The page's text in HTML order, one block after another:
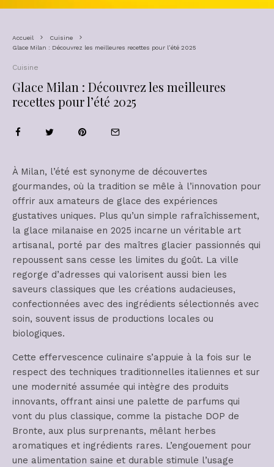
Accueil
Cuisine
Glace Milan : Découvrez les meilleures recettes pour l’été 2025
Cuisine
Glace Milan : Découvrez les meilleures
recettes pour l’été 2025
À Milan, l’été est synonyme de découvertes
gourmandes, où la tradition se mêle à l’innovation pour
offrir aux amateurs de glace des expériences
gustatives uniques. Plus qu’un simple rafraîchissement,
la glace milanaise en 2025 incarne un véritable art
artisanal, porté par des maîtres glacier passionnés qui
repoussent sans cesse les limites du goût. La ville
regorge d’adresses qui valorisent aussi bien les
saveurs classiques que les créations audacieuses,
confectionnées avec des ingrédients sélectionnés avec
soin, souvent issus de productions locales ou
biologiques.
Cette effervescence culinaire s’appuie à la fois sur le
respect des techniques traditionnelles italiennes et sur
une modernité assumée qui intègre des produits
innovants, offrant ainsi une palette de parfums qui
vont du plus classique, comme la pistache DOP de
Bronte, aux plus surprenants, mêlant herbes
aromatiques et ingrédients rares. L’engouement pour
une alimentation saine et durable stimule l’usage